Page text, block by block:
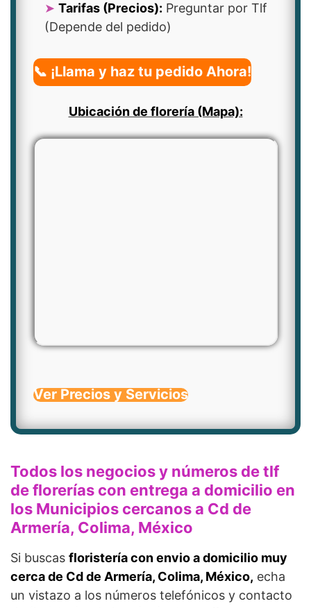
Tarifas (Precios): Preguntar por Tlf
(Depende del pedido)
📞 ¡Llama y haz tu pedido Ahora!
Ubicación de florería (Mapa):
Ver Precios y Servicios
Todos los negocios y números de tlf
de florerías con entrega a domicilio en
los Municipios cercanos a Cd de
Armería, Colima, México
Si buscas floristería con envio a domicilio muy
cerca de Cd de Armería, Colima, México, echa
un vistazo a los números telefónicos y contacto